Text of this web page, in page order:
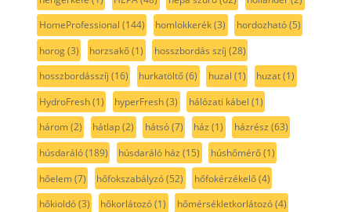
HomeProfessional (144) homlokkerék(3) hordozható(5)
horog(3) horzsakő(1) hosszbordás szíj (28)
hosszbordásszíj (16) hurkatöltő(6) huzal (1) huzat(1)
HydroFresh(1) hyperFresh(3) hálózati kábel (1)
három(2) hátlap(2) hátsó(7) ház (1) házrész (63)
húsdaráló(189) húsdaráló ház (15) húshőmérő(1)
hőelem(7) hőfokszabályzó(52) hőfokérzékelő(4)
hőkioldó(3) hőkorlátozó(1) hőmérsékletkorlátozó(4)